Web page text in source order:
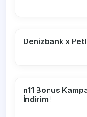
Denizbank x
n11 Bonus
İndirim!